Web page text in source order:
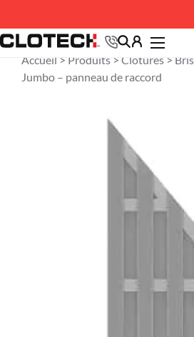
Accueil > Produits> Clôtures>
Jumbo – panneau de raccord